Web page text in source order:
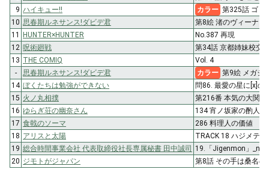
9 ハイキュー!! カラー 第325話 ゴミ
10 思春期ルネサンス!ダビデ君
第8絵 渚のヴィーナス
11 HUNTER×HUNTER
No.387 再現
12 呪術廻戦
第34話 京都姉妹校交
13 THE COMIQ
Vol. 4
-
思春期ルネサンス!ダビデ君 カラー 第9絵 メガジ
14 ぼくたちは勉強ができない
問86. 最愛の星に[x]の
15 火ノ丸相撲
第216番 本気の大関
16 ゆらぎ荘の幽奈さん
134 宵ノ坂家の酌人さ
17 食戟のソーマ
286 料理人の価値
18 アリスと太陽
TRACK 18 ハジメテノ
19 総合時間事業会社 代表取締役社長専属秘書 田中誠司 19.「Jigenmon」
20 ジモトがジャパン 第8話 その手は桑名の